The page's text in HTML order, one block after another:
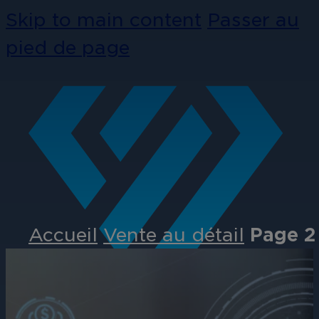
Accueil Vente au détail Page 2